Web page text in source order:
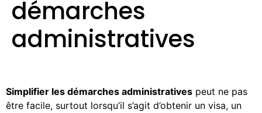
démarches
administratives
Simplifier les démarches administratives peut ne pas
être facile, surtout lorsqu’il s’agit d’obtenir un visa, un